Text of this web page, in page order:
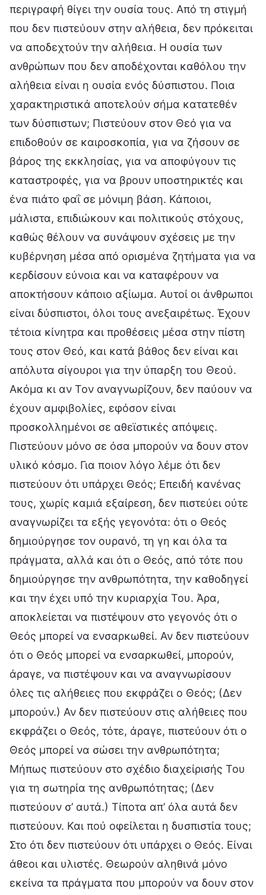
περιγραφή θίγει την ουσία τους. Από τη στιγμή
που δεν πιστεύουν στην αλήθεια, δεν πρόκειται
να αποδεχτούν την αλήθεια. Η ουσία των
ανθρώπων που δεν αποδέχονται καθόλου την
αλήθεια είναι η ουσία ενός δύσπιστου. Ποια
χαρακτηριστικά αποτελούν σήμα κατατεθέν
των δύσπιστων; Πιστεύουν στον Θεό για να
επιδοθούν σε καιροσκοπία, για να ζήσουν σε
βάρος της εκκλησίας, για να αποφύγουν τις
καταστροφές, για να βρουν υποστηρικτές και
ένα πιάτο φαΐ σε μόνιμη βάση. Κάποιοι,
μάλιστα, επιδιώκουν και πολιτικούς στόχους,
καθώς θέλουν να συνάψουν σχέσεις με την
κυβέρνηση μέσα από ορισμένα ζητήματα για να
κερδίσουν εύνοια και να καταφέρουν να
αποκτήσουν κάποιο αξίωμα. Αυτοί οι άνθρωποι
είναι δύσπιστοι, όλοι τους ανεξαιρέτως. Έχουν
τέτοια κίνητρα και προθέσεις μέσα στην πίστη
τους στον Θεό, και κατά βάθος δεν είναι και
απόλυτα σίγουροι για την ύπαρξη του Θεού.
Ακόμα κι αν Τον αναγνωρίζουν, δεν παύουν να
έχουν αμφιβολίες, εφόσον είναι
προσκολλημένοι σε αθεϊστικές απόψεις.
Πιστεύουν μόνο σε όσα μπορούν να δουν στον
υλικό κόσμο. Για ποιον λόγο λέμε ότι δεν
πιστεύουν ότι υπάρχει Θεός; Επειδή κανένας
τους, χωρίς καμιά εξαίρεση, δεν πιστεύει ούτε
αναγνωρίζει τα εξής γεγονότα: ότι ο Θεός
δημιούργησε τον ουρανό, τη γη και όλα τα
πράγματα, αλλά και ότι ο Θεός, από τότε που
δημιούργησε την ανθρωπότητα, την καθοδηγεί
και την έχει υπό την κυριαρχία Του. Άρα,
αποκλείεται να πιστέψουν στο γεγονός ότι ο
Θεός μπορεί να ενσαρκωθεί. Αν δεν πιστεύουν
ότι ο Θεός μπορεί να ενσαρκωθεί, μπορούν,
άραγε, να πιστέψουν και να αναγνωρίσουν
όλες τις αλήθειες που εκφράζει ο Θεός; (Δεν
μπορούν.) Αν δεν πιστεύουν στις αλήθειες που
εκφράζει ο Θεός, τότε, άραγε, πιστεύουν ότι ο
Θεός μπορεί να σώσει την ανθρωπότητα;
Μήπως πιστεύουν στο σχέδιο διαχείρισής Του
για τη σωτηρία της ανθρωπότητας; (Δεν
πιστεύουν σ’ αυτά.) Τίποτα απ’ όλα αυτά δεν
πιστεύουν. Και πού οφείλεται η δυσπιστία τους;
Στο ότι δεν πιστεύουν ότι υπάρχει ο Θεός. Είναι
άθεοι και υλιστές. Θεωρούν αληθινά μόνο
εκείνα τα πράγματα που μπορούν να δουν στον